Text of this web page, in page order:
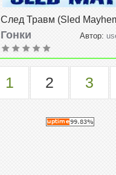
След Травм (Sled
Гонки Автор:
2015, 17:57
1 2 3